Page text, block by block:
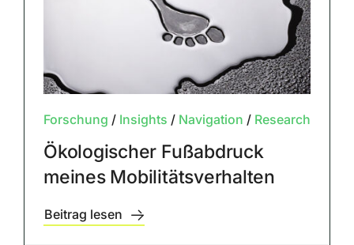
Forschung / Insights / Navigation / Research
Ökologischer Fußabdruck
meines Mobilitätsverhalten
Beitrag lesen